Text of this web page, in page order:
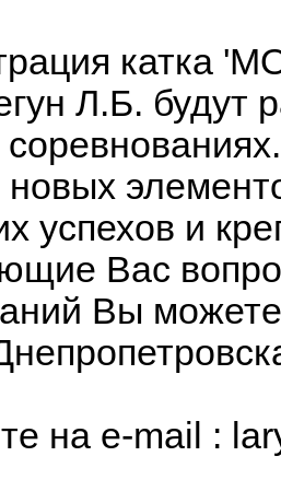
катка
Л.Б. будут
успехов и
Вас
Вы
на e-mail :